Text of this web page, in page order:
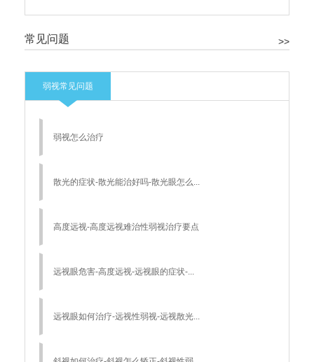
>>
常见问题
弱视常见问题
弱视怎么治疗
散光的症状-散光能治好吗-散光眼怎么...
高度远视-高度远视难治性弱视治疗要点
远视眼危害-高度远视-远视眼的症状-...
远视眼如何治疗-远视性弱视-远视散光...